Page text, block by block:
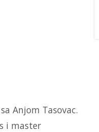
Anjom Tasovac.
i master